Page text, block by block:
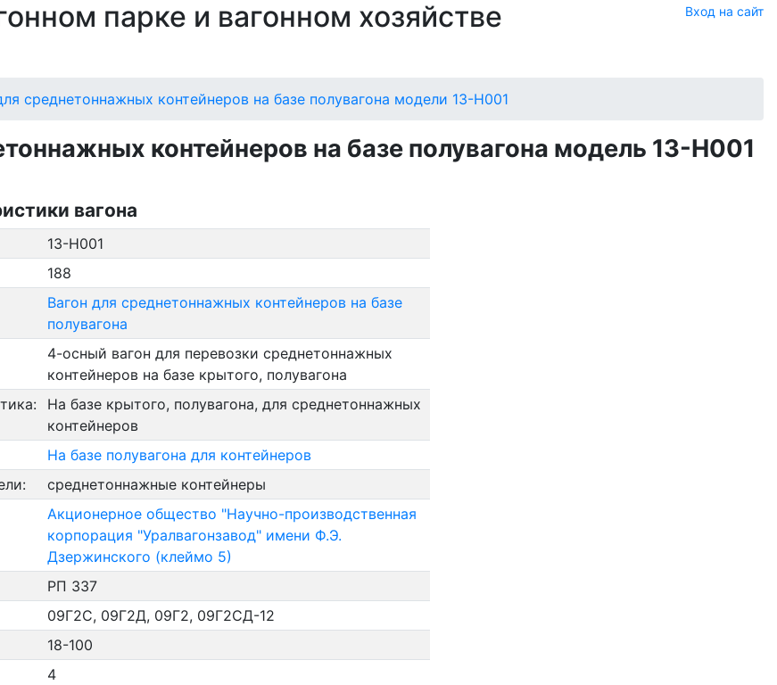
парке и вагонном хозяйстве Вход на сайт
среднетоннажных контейнеров на базе полувагона модели 13-Н001
контейнеров на базе полувагона модель 13-Н001
вагона
13-Н001
188
Вагон для среднетоннажных контейнеров на базе
полувагона
4-осный вагон для перевозки среднетоннажных
контейнеров на базе крытого, полувагона
На базе крытого, полувагона, для среднетоннажных
контейнеров
На базе полувагона для контейнеров
среднетоннажные контейнеры
Акционерное общество "Научно-производственная
корпорация "Уралвагонзавод" имени Ф.Э.
Дзержинского (клеймо 5)
РП 337
09Г2С, 09Г2Д, 09Г2, 09Г2СД-12
18-100
4